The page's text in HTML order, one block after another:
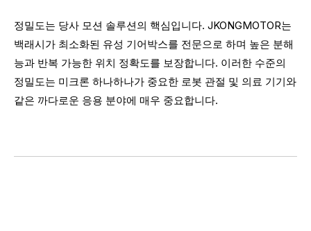
정밀도는 당사 모션 솔루션의 핵심입니다. JKONGMOTOR는
백래시가 최소화된 유성 기어박스를 전문으로 하며 높은 분해
능과 반복 가능한 위치 정확도를 보장합니다. 이러한 수준의
정밀도는 미크론 하나하나가 중요한 로봇 관절 및 의료 기기와
같은 까다로운 응용 분야에 매우 중요합니다.